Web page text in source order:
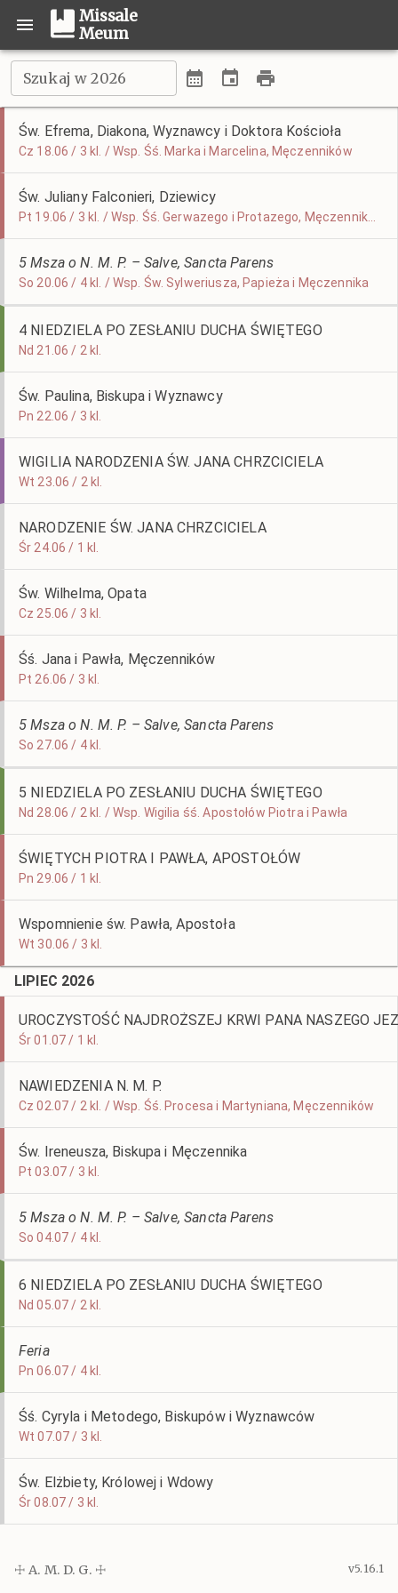
Missale
Meum
Szukaj w 2026
Św. Efrema, Diakona, Wyznawcy i Doktora Kościoła
Cz 18.06 / 3 kl. / Wsp. Śś. Marka i Marcelina, Męczenników
Św. Juliany Falconieri, Dziewicy
5 Msza o N. M. P. – Salve, Sancta Parens
So 20.06 / 4 kl. / Wsp. Św. Sylweriusza, Papieża i Męczennika
4 NIEDZIELA PO ZESŁANIU DUCHA ŚWIĘTEGO
Nd 21.06 / 2 kl.
Św. Paulina, Biskupa i Wyznawcy
Pn 22.06 / 3 kl.
WIGILIA NARODZENIA ŚW. JANA CHRZCICIELA
Wt 23.06 / 2 kl.
NARODZENIE ŚW. JANA CHRZCICIELA
Śr 24.06 / 1 kl.
Św. Wilhelma, Opata
Cz 25.06 / 3 kl.
Śś. Jana i Pawła, Męczenników
Pt 26.06 / 3 kl.
5 Msza o N. M. P. – Salve, Sancta Parens
So 27.06 / 4 kl.
5 NIEDZIELA PO ZESŁANIU DUCHA ŚWIĘTEGO
Nd 28.06 / 2 kl. / Wsp. Wigilia śś. Apostołów Piotra i Pawła
ŚWIĘTYCH PIOTRA I PAWŁA, APOSTOŁÓW
Pn 29.06 / 1 kl.
Wspomnienie św. Pawła, Apostoła
Wt 30.06 / 3 kl.
LIPIEC 2026
UROCZYSTOŚĆ NAJDROŻSZEJ KRWI PANA NASZEGO
Śr 01.07 / 1 kl.
NAWIEDZENIA N. M. P.
Cz 02.07 / 2 kl. / Wsp. Śś. Procesa i Martyniana, Męczenników
Św. Ireneusza, Biskupa i Męczennika
Pt 03.07 / 3 kl.
5 Msza o N. M. P. – Salve, Sancta Parens
So 04.07 / 4 kl.
6 NIEDZIELA PO ZESŁANIU DUCHA ŚWIĘTEGO
Nd 05.07 / 2 kl.
Feria
Pn 06.07 / 4 kl.
Śś. Cyryla i Metodego, Biskupów i Wyznawców
Wt 07.07 / 3 kl.
Św. Elżbiety, Królowej i Wdowy
Śr 08.07 / 3 kl.
☩ A. M. D. G. ☩ v5.16.1